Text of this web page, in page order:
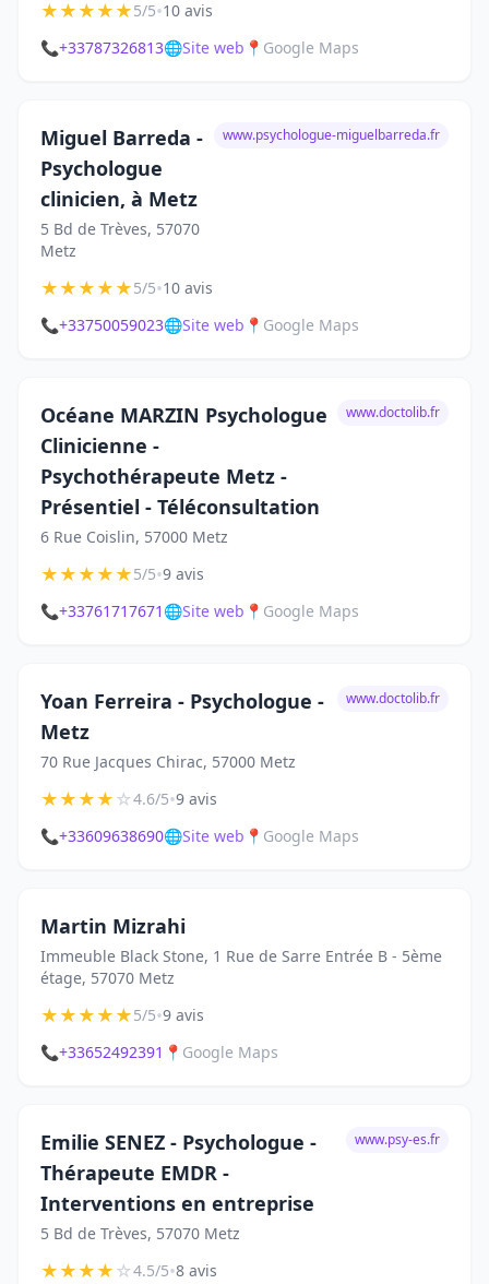
★★★★★5/5•10 avis
📞+33787326813🌐Site web 📍 Google Maps
Miguel Barreda -
Psychologue
clinicien, à Metz
5 Bd de Trèves, 57070
Metz
www.psychologue-miguelbarreda.fr
★★★★★5/5•10 avis
📞+33750059023🌐Site web 📍 Google Maps
Océane MARZIN Psychologue
Clinicienne -
Psychothérapeute Metz -
Présentiel - Téléconsultation
6 Rue Coislin, 57000 Metz
www.doctolib.fr
★★★★★5/5•9 avis
📞+33761717671 🌐Site web 📍 Google Maps
Yoan Ferreira - Psychologue -
Metz
70 Rue Jacques Chirac, 57000 Metz
www.doctolib.fr
★★★★☆4.6/5•9 avis
📞+33609638690🌐Site web 📍 Google Maps
Martin Mizrahi
Immeuble Black Stone, 1 Rue de Sarre Entrée B - 5ème
étage, 57070 Metz
★★★★★5/5•9 avis
📞+33652492391 📍 Google Maps
Emilie SENEZ - Psychologue -
Thérapeute EMDR -
Interventions en entreprise
5 Bd de Trèves, 57070 Metz
www.psy-es.fr
★★★★☆4.5/5•8 avis